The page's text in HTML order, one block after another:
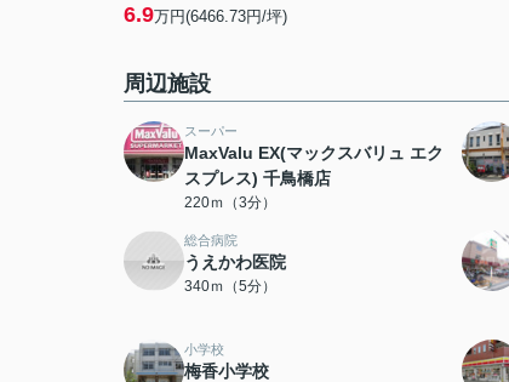
6.9万円(6466.73円/坪)
周辺施設
スーパー
MaxValu EX(マックスバリュ エク
スプレス) 千鳥橋店
220ｍ（3分）
総合病院
うえかわ医院
340ｍ（5分）
小学校
梅香小学校